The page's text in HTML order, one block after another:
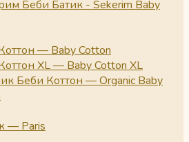
Беби Батик - Sekerim Baby
— Baby Cotton
XL — Baby Cotton XL
Беби Коттон — Organic Baby
— Paris